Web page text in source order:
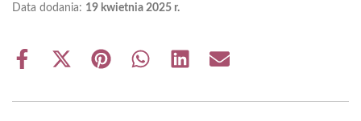
Data dodania: 19 kwietnia 2025 r.
Share
Share
(Twitter)
Share Share Share Share